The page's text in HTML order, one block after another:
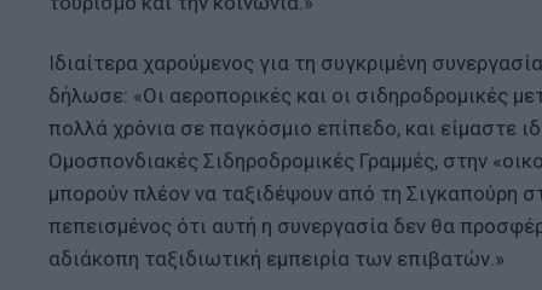
Ιδιαίτερα χαρούμενος για τη συγκριμένη
δήλωσε: «Οι αεροπορικές και οι σιδηροδρομικές
πολλά χρόνια σε παγκόσμιο επίπεδο, και είμαστε
Ομοσπονδιακές Σιδηροδρομικές Γραμμές, στην
μπορούν πλέον να ταξιδέψουν από τη Σιγκαπούρη
πεπεισμένος ότι αυτή η συνεργασία δεν θα
αδιάκοπη ταξιδιωτική εμπειρία των επιβατών.»